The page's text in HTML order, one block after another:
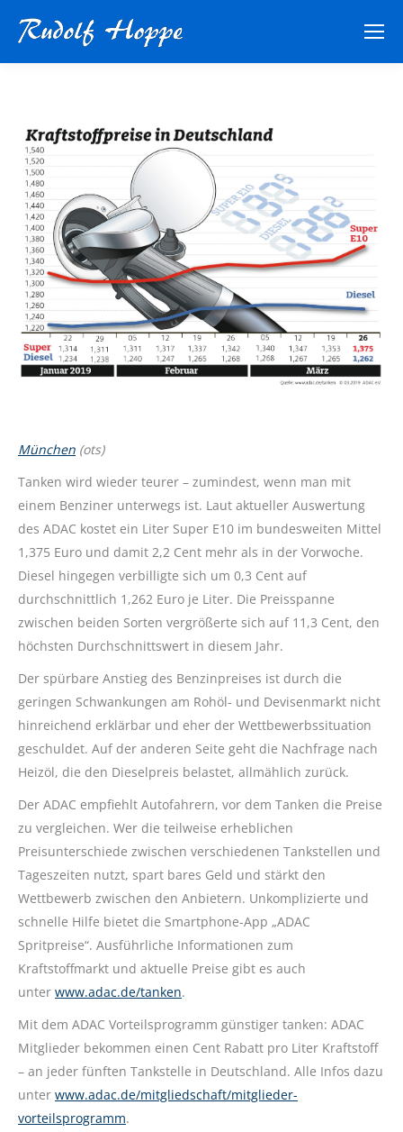
München (ots)
Tanken wird wieder teurer – zumindest, wenn man mit
einem Benziner unterwegs ist. Laut aktueller Auswertung
des ADAC kostet ein Liter Super E10 im bundesweiten Mittel
1,375 Euro und damit 2,2 Cent mehr als in der Vorwoche.
Diesel hingegen verbilligte sich um 0,3 Cent auf
durchschnittlich 1,262 Euro je Liter. Die Preisspanne
zwischen beiden Sorten vergrößerte sich auf 11,3 Cent, den
höchsten Durchschnittswert in diesem Jahr.
Der spürbare Anstieg des Benzinpreises ist durch die
geringen Schwankungen am Rohöl- und Devisenmarkt nicht
hinreichend erklärbar und eher der Wettbewerbssituation
geschuldet. Auf der anderen Seite geht die Nachfrage nach
Heizöl, die den Dieselpreis belastet, allmählich zurück.
Der ADAC empfiehlt Autofahrern, vor dem Tanken die Preise
zu vergleichen. Wer die teilweise erheblichen
Preisunterschiede zwischen verschiedenen Tankstellen und
Tageszeiten nutzt, spart bares Geld und stärkt den
Wettbewerb zwischen den Anbietern. Unkomplizierte und
schnelle Hilfe bietet die Smartphone-App „ADAC
Spritpreise“. Ausführliche Informationen zum
Kraftstoffmarkt und aktuelle Preise gibt es auch
unter www.adac.de/tanken.
Mit dem ADAC Vorteilsprogramm günstiger tanken: ADAC
Mitglieder bekommen einen Cent Rabatt pro Liter Kraftstoff
– an jeder fünften Tankstelle in Deutschland. Alle Infos dazu
unter www.adac.de/mitgliedschaft/mitglieder-
vorteilsprogramm.